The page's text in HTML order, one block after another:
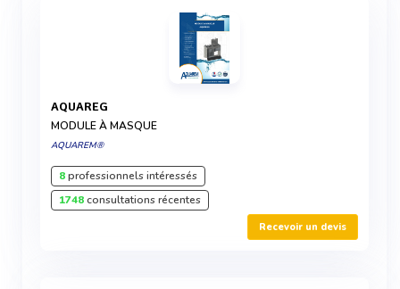
AQUAREG
MODULE À MASQUE
AQUAREM®
8professionnels intéressés
1748consultations récentes
Recevoir un devis